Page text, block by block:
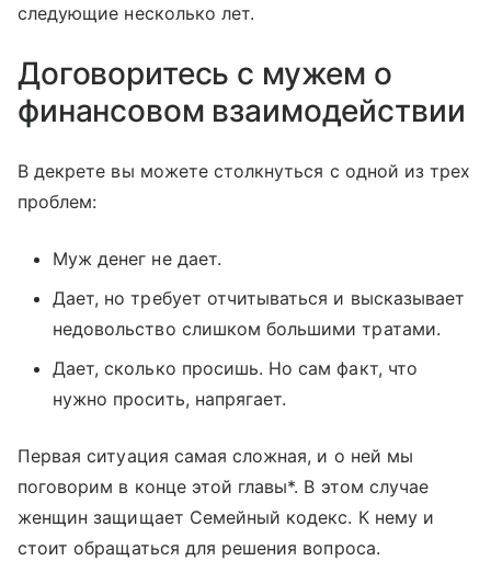
следующие несколько лет.
Договоритесь с мужем о
финансовом взаимодействии
В декрете вы можете столкнуться с одной из трех
проблем:
Муж денег не дает.
Дает, но требует отчитываться и высказывает
недовольство слишком большими тратами.
Дает, сколько просишь. Но сам факт, что
нужно просить, напрягает.
Первая ситуация самая сложная, и о ней мы
поговорим в конце этой главы*. В этом случае
женщин защищает Семейный кодекс. К нему и
стоит обращаться для решения вопроса.